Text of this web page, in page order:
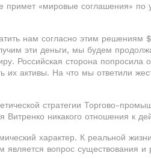
примет «мировые соглашения» по
нам согласно этим
эти деньги, мы будем
Российская сторона попросила
их активы. На что мы ответили
стратегии Торгово-
Витренко никакого отношения к
характер. К реальной
является вопрос существования и